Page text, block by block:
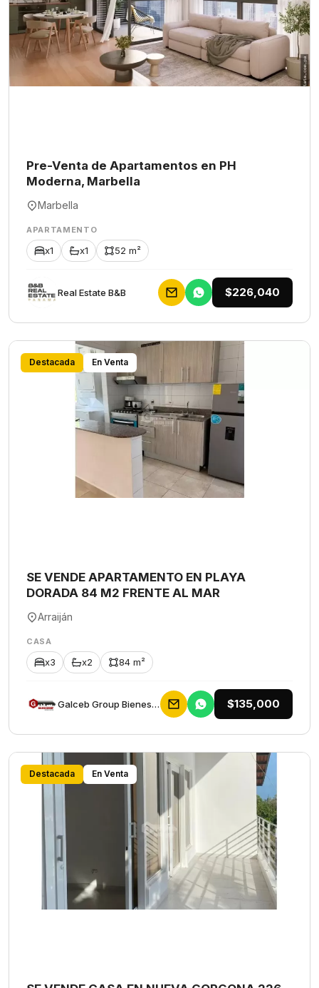
Pre-Venta de Apartamentos en PH
Moderna, Marbella
Marbella
APARTAMENTO
x1 x1 52 m²
Rеаl Еstаtе В&В $226,040
Destacada En Venta
SE VENDE APARTAMENTO EN PLAYA
DORADA 84 M2 FRENTE AL MAR
Arraiján
CASA
x3 x2 84 m²
Galceb Group Bienes Raices $135,000
Destacada En Venta